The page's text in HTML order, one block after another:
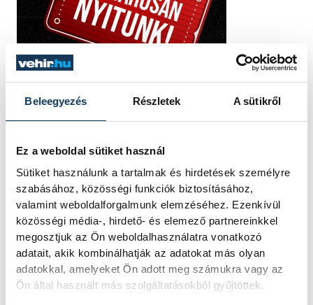
Beleegyezés Részletek A sütikről
Ez a weboldal sütiket használ
Sütiket használunk a tartalmak és hirdetések személyre
szabásához, közösségi funkciók biztosításához,
valamint weboldalforgalmunk elemzéséhez. Ezenkívül
közösségi média-, hirdető- és elemező partnereinkkel
megosztjuk az Ön weboldalhasználatra vonatkozó
adatait, akik kombinálhatják az adatokat más olyan
adatokkal, amelyeket Ön adott meg számukra vagy az
Ön által használt más szolgáltatásokból gyűjtöttek.